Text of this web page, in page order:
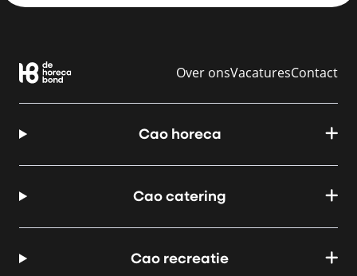
Over onsVacaturesContact
Cao horeca
Cao catering
Cao recreatie